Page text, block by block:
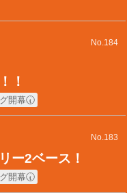
No.184
！
開幕🕢
No.183
ー2ベース！
開幕🕢